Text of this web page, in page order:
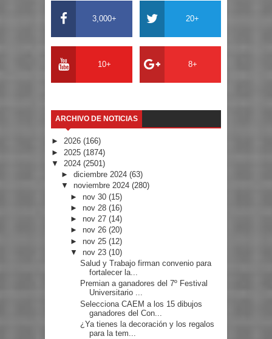
3,000+ 20+
10+ 8+
ARCHIVO DE NOTICIAS
► 2026 (166)
► 2025 (1874)
▼ 2024 (2501)
► diciembre 2024 (63)
▼ noviembre 2024 (280)
► nov 30(15)
► nov 28(16)
► nov 27(14)
► nov 26(20)
► nov 25(12)
▼ nov 23(10)
Salud y Trabajo firman convenio para
fortalecer la...
Premian a ganadores del 7º Festival
Universitario ...
Selecciona CAEM a los 15 dibujos
ganadores del Con...
¿Ya tienes la decoración y los regalos
para la tem...